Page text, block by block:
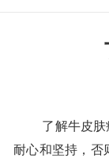
了解牛皮肤癣
耐心和坚持，否